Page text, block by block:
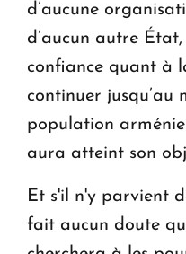
d’aucune
d’aucun autre
confiance quant à
continuer jusqu’au
population
aura atteint son
Et s'il n'y parvient
fait aucun doute